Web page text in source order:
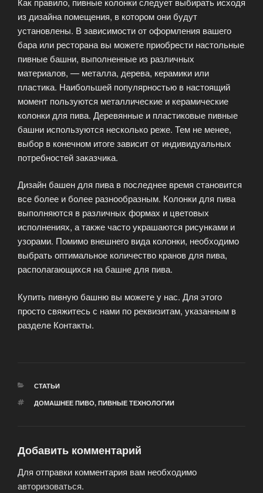
из дизайна помещения, в котором они будут
установлены. В зависимости от оформления вашего
бара или ресторана вы можете приобрести настольные
пивные башни, выполненные из различных
материалов, — металла, дерева, керамики или
пластика. Наибольшей популярностью в настоящий
момент пользуются металлические и керамические
колонки для пива. Деревянные и пластиковые пивные
башни используются несколько реже. Тем не менее,
выбор в конечном итоге зависит от индивидуальных
потребностей заказчика.
Дизайн башен для пива в последнее время становится
все более и более разнообразным. Колонки для пива
выполняются в различных формах и цветовых
исполнениях, а также часто украшаются рисунками и
узорами. Помимо внешнего вида колонки, необходимо
выбрать оптимальное количество кранов для пива,
располагающихся на башне для пива.
Купить пивную башню вы можете у нас. Для этого
просто свяжитесь с нами по реквизитам, указанным в
разделе Контакты.
РУБРИКИ
СТАТЬИ
МЕТКИ
ДОМАШНЕЕ ПИВО, ПИВНЫЕ ТЕХНОЛОГИИ
Добавить комментарий
Для отправки комментария вам необходимо
авторизоваться.